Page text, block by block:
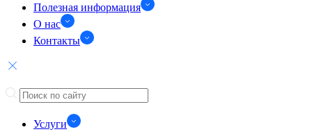
Полезная информация
О нас
Контакты
Услуги